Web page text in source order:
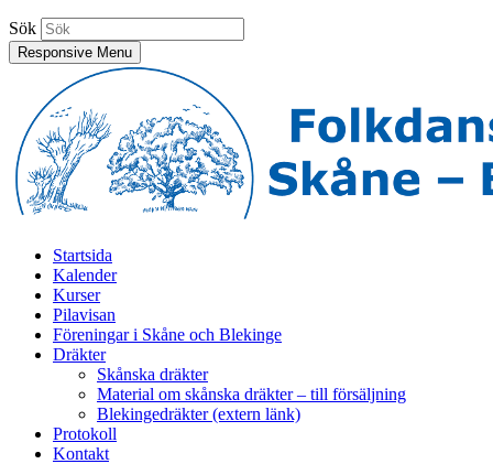
Sök
Responsive Menu
Folkdansringen Skåne-Blekinge
Sydligaste distriktet inom Svenska Folkdansringen
Startsida
Kalender
Kurser
Pilavisan
Föreningar i Skåne och Blekinge
Dräkter
Skånska dräkter
Material om skånska dräkter – till försäljning
Blekingedräkter (extern länk)
Protokoll
Kontakt